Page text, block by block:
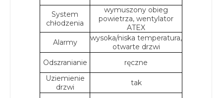
System
chłodzenia
wymuszony obieg
powietrza, wentylator
ATEX
Alarmy
wysoka/niska temperatura,
otwarte drzwi
Odszranianie
ręczne
Uziemienie
drzwi
tak